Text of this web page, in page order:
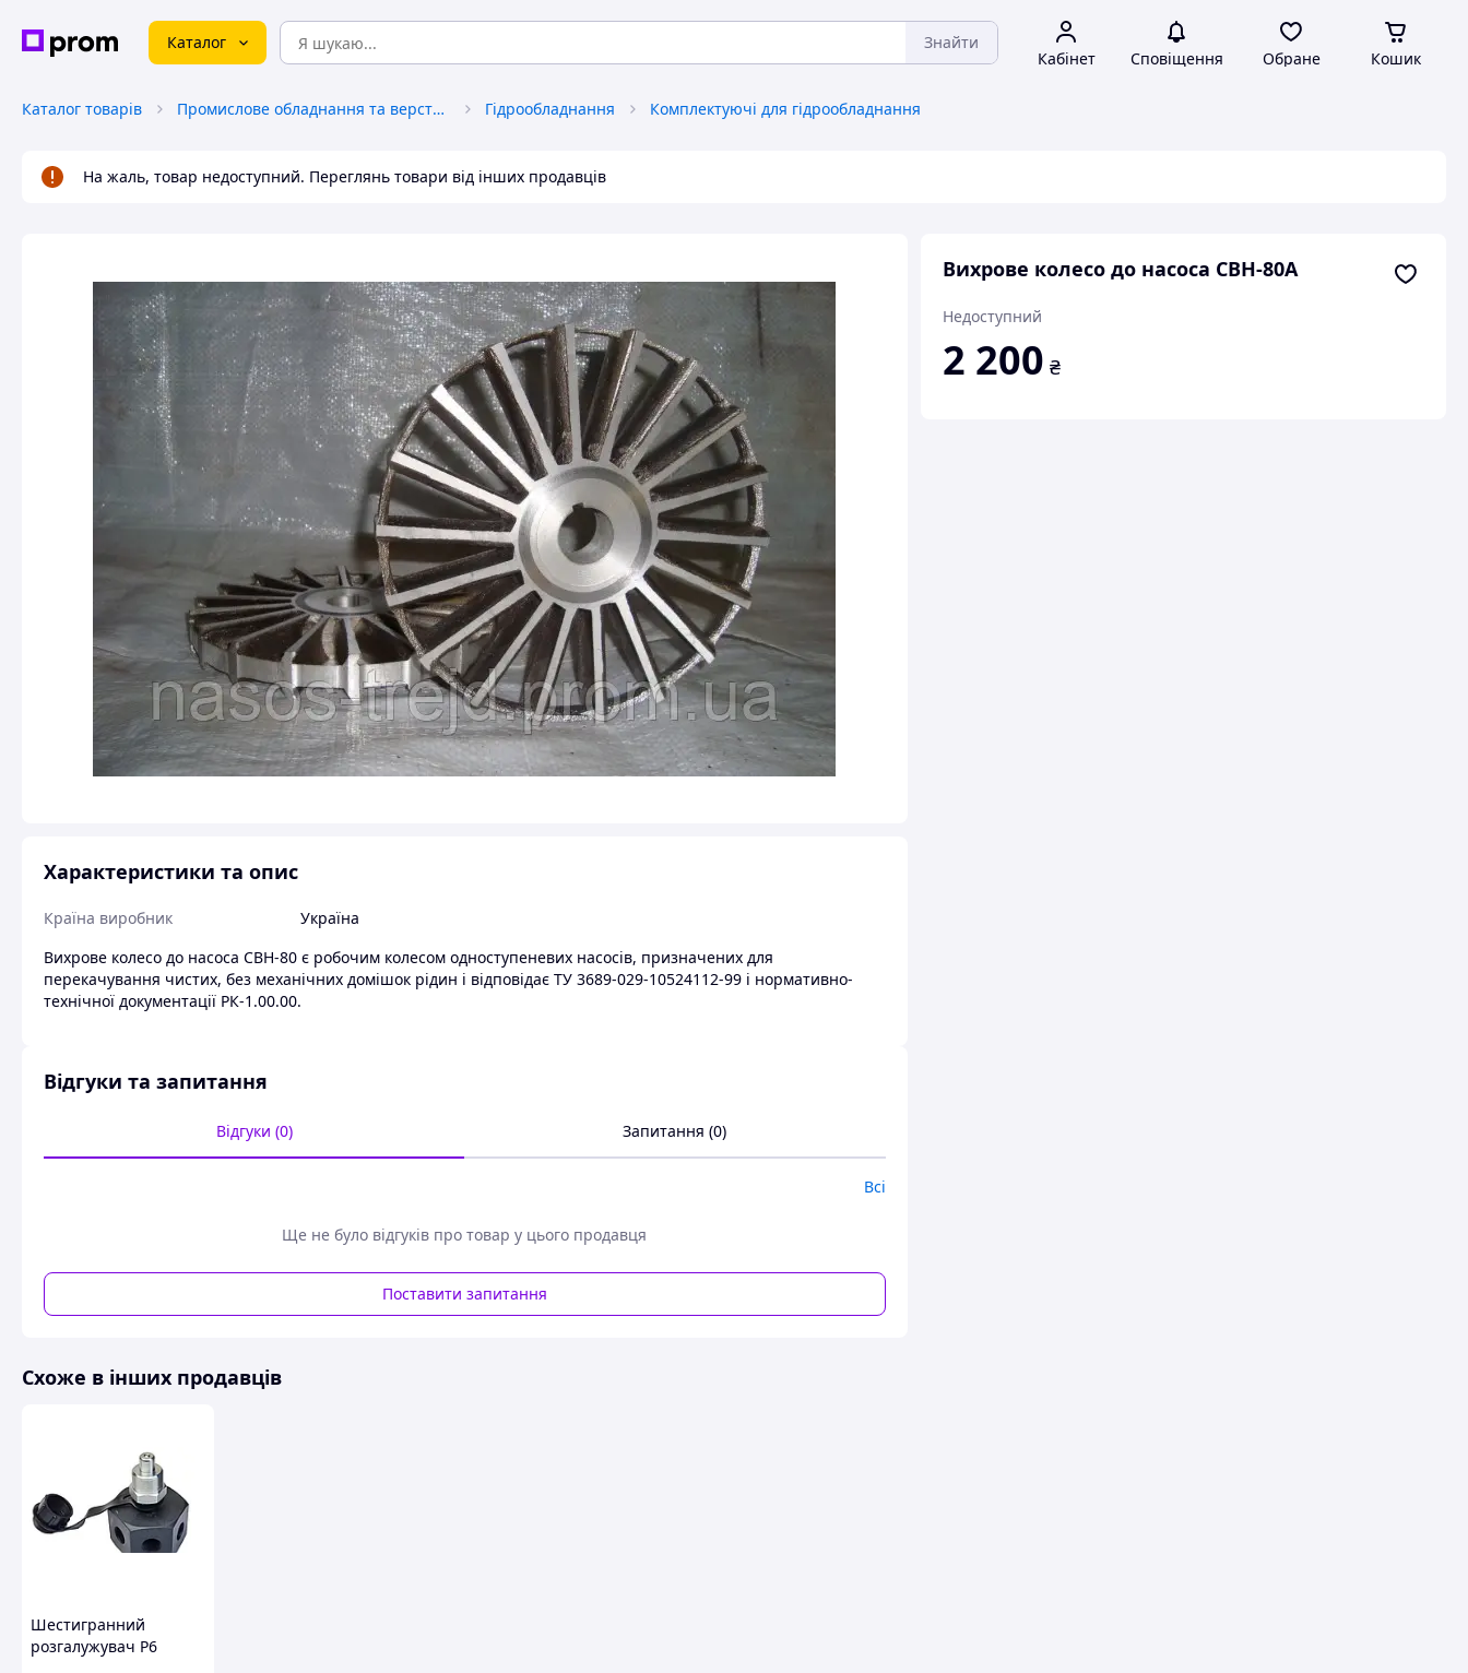
Каталог Знайти
Кабінет Сповіщення Обране Кошик
Каталог товарів Промислове обладнання та верстати Гідрообладнання Комплектуючі для гідрообладнання
На жаль, товар недоступний. Переглянь товари від інших продавців
Вихрове колесо до насоса СВН-80А
Недоступний
2 200 ₴
Характеристики та опис
Країна виробник
Україна
Вихрове колесо до насоса СВН-80 є робочим колесом одноступеневих насосів, призначених для
перекачування чистих, без механічних домішок рідин і відповідає ТУ 3689-029-10524112-99 і нормативно-
технічної документації РК-1.00.00.
Відгуки та запитання
Відгуки (0) Запитання (0)
Всі
Ще не було відгуків про товар у цього продавця
Поставити запитання
Схоже в інших продавців
Шестигранний
розгалужувач Р6